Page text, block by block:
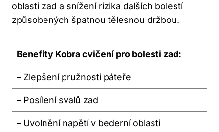
oblasti zad a snížení rizika dalších bolestí
způsobených špatnou tělesnou držbou.
Benefity Kobra cvičení pro bolesti zad:
– Zlepšení pružnosti páteře
– Posílení svalů zad
– Uvolnění napětí v bederní oblasti